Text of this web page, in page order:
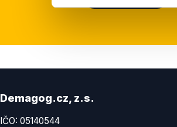
Demagog.cz, z.s.
IČO: 05140544